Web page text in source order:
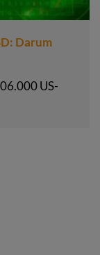
Darum
US-